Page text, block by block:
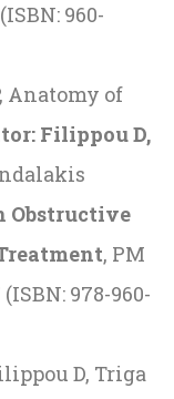
960-
Anatomy of
Filippou D,
Obstructive
, PM
978-960-
D, Triga